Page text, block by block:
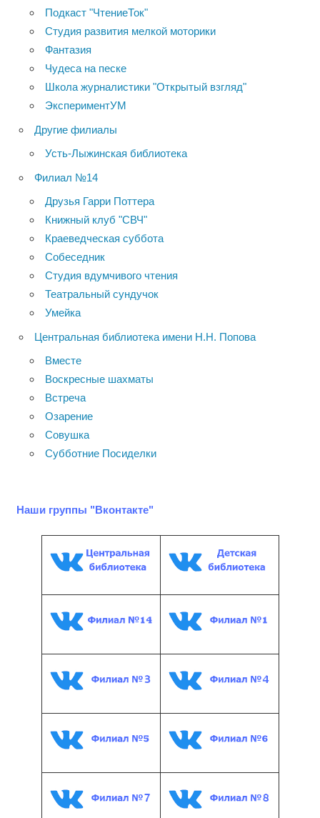
Подкаст "ЧтениеТок"
Студия развития мелкой моторики
Фантазия
Чудеса на песке
Школа журналистики "Открытый взгляд"
ЭкспериментУМ
Другие филиалы
Усть-Лыжинская библиотека
Филиал №14
Друзья Гарри Поттера
Книжный клуб "СВЧ"
Краеведческая суббота
Собеседник
Студия вдумчивого чтения
Театральный сундучок
Умейка
Центральная библиотека имени Н.Н. Попова
Вместе
Воскресные шахматы
Встреча
Озарение
Совушка
Субботние Посиделки
Наши группы "Вконтакте"